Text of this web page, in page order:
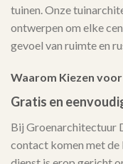
tuinen. Onze
ontwerpen om elke
gevoel van ruimte en
Waarom Kiezen
Gratis en
Bij Groenarchitectuur
contact komen met